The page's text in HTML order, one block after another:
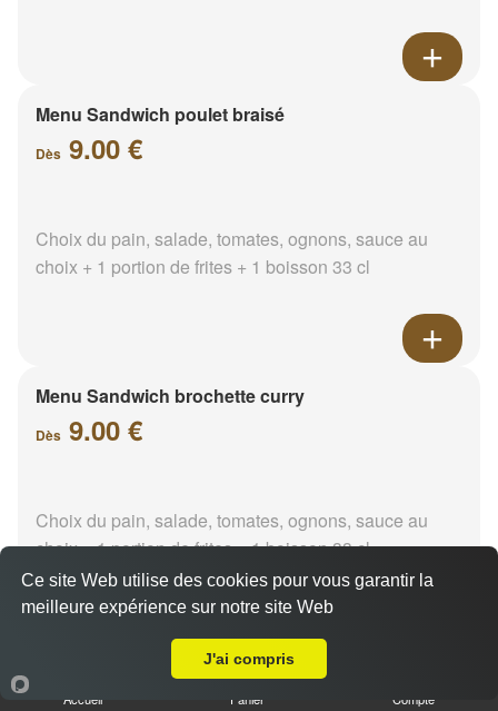
Menu Sandwich poulet braisé
Dès 9.00 €
Choix du pain, salade, tomates, ognons, sauce au
choix + 1 portion de frites + 1 boisson 33 cl
Menu Sandwich brochette curry
Dès 9.00 €
Choix du pain, salade, tomates, ognons, sauce au
choix + 1 portion de frites + 1 boisson 33 cl
Menu Sandwich brochette
paprika
Accueil Panier Compte
Ce site Web utilise des cookies pour vous garantir la
meilleure expérience sur notre site Web
J'ai compris